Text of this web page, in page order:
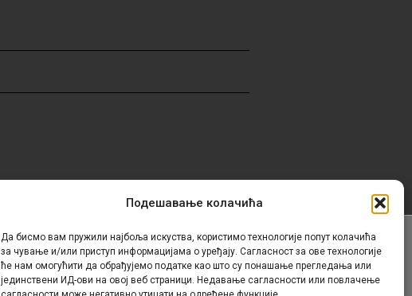
Подешавање колачића
Да бисмо вам пружили најбоља искуства, користимо технологије попут колачића
за чување и/или приступ информацијама о уређају. Сагласност за ове технологије
ће нам омогућити да обрађујемо податке као што су понашање прегледања или
јединствени ИД-ови на овој веб страници. Недавање сагласности или повлачење
Архива Контакт